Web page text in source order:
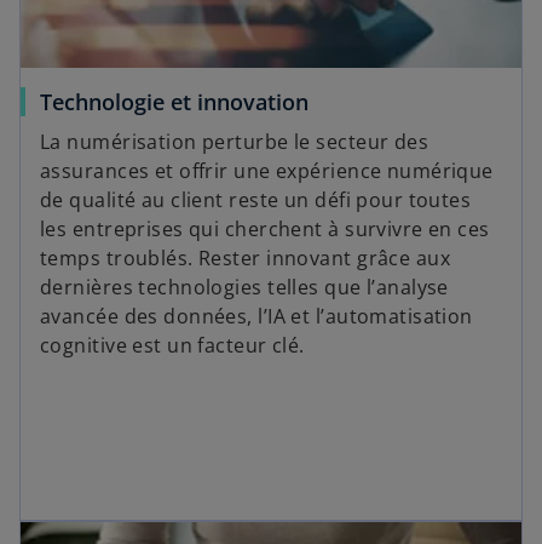
Technologie et innovation
La numérisation perturbe le secteur des
assurances et offrir une expérience numérique
de qualité au client reste un défi pour toutes
les entreprises qui cherchent à survivre en ces
temps troublés. Rester innovant grâce aux
dernières technologies telles que l’analyse
avancée des données, l’IA et l’automatisation
cognitive est un facteur clé.